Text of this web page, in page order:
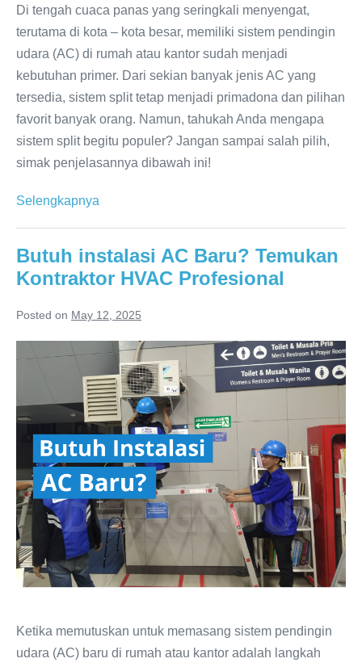
Di tengah cuaca panas yang seringkali menyengat,
terutama di kota – kota besar, memiliki sistem pendingin
udara (AC) di rumah atau kantor sudah menjadi
kebutuhan primer. Dari sekian banyak jenis AC yang
tersedia, sistem split tetap menjadi primadona dan pilihan
favorit banyak orang. Namun, tahukah Anda mengapa
sistem split begitu populer? Jangan sampai salah pilih,
simak penjelasannya dibawah ini!
Selengkapnya
Keunggulan
Sistem
Split
Perlu
Anda
Tahu
Butuh instalasi AC Baru? Temukan
Kontraktor HVAC Profesional
Posted on May 12, 2025
Baru?
Temukan
Kontraktor
HVAC
Profesional
Ketika memutuskan untuk memasang sistem pendingin
udara (AC) baru di rumah atau kantor adalah langkah